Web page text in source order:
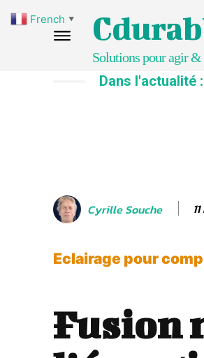
Solutions pour agir
Dans l'actualité :
Cyrille Souche
Eclairage pour
Fusion
French ▼